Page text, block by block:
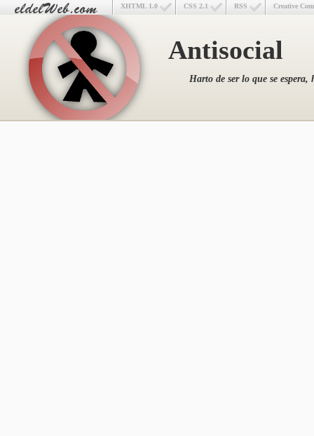
Creative
RSS
CSS 2.1
XHTML 1.0
Antisocial
Harto de ser lo que se